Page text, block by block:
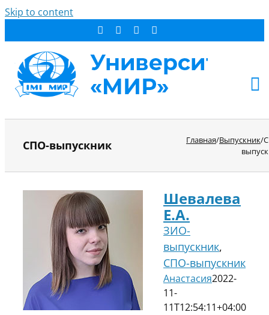
Skip to content
СТУДЕНТУ
КОНТАКТЫ
РЕЗУЛЬТАТ ПОИСКА:
СПО-выпускник Главная/Выпускник/
Шевалева
Е.А.
ЗИО-
выпускник,
СПО-выпускник
Анастасия2022-
11-
11T12:54:11+04:00